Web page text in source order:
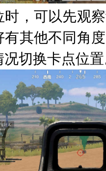
时，可以先观
有其他不同角
切换卡点位置